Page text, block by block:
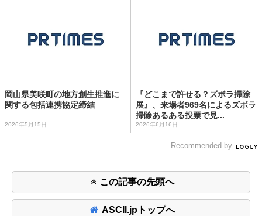
岡山県美咲町の地方創生推進に
関する包括連携協定締結
2026年5月15日
『どこまで許せる？ズボラ掃除
展』、来場者969名によるズボラ
掃除あるある投票で見...
2026年6月16日
Recommended by
この記事の先頭へ
ASCII.jpトップへ